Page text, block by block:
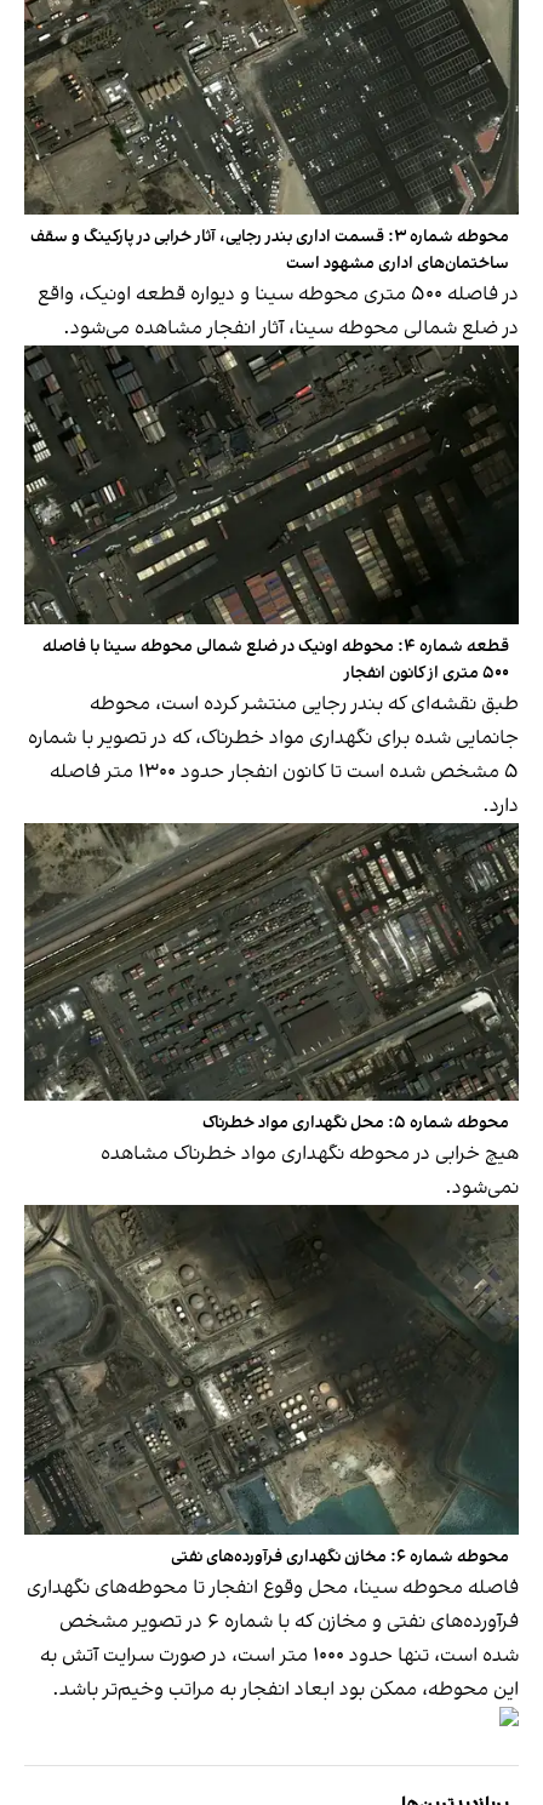
محوطه شماره ۳: قسمت اداری بندر رجایی، آثار خرابی در پارکینگ و سقف
ساختمان‌های اداری مشهود است
در فاصله ۵۰۰ متری محوطه سینا و دیواره قطعه اونیک، واقع
در ضلع شمالی محوطه سینا، آثار انفجار مشاهده می‌شود.
قطعه شماره ۴: محوطه اونیک در ضلع شمالی محوطه سینا با فاصله
۵۰۰ متری از کانون انفجار
طبق نقشه‌ای که بندر رجایی منتشر کرده است، محوطه
جانمایی شده برای نگهداری مواد خطرناک، که در تصویر با شماره
۵ مشخص شده است تا کانون انفجار حدود ۱۳۰۰ متر فاصله
دارد.
محوطه شماره ۵: محل نگهداری مواد خطرناک
هیچ خرابی در محوطه نگهداری مواد خطرناک مشاهده
نمی‌شود.
محوطه شماره ۶: مخازن نگهداری فرآورده‌های نفتی
فاصله محوطه سینا، محل وقوع انفجار تا محوطه‌های نگهداری
فرآورده‌های نفتی و مخازن که با شماره ۶ در تصویر مشخص
شده است، تنها حدود ۱۰۰۰ متر است، در صورت سرایت آتش به
این محوطه، ممکن بود ابعاد انفجار به مراتب وخیم‌تر باشد.